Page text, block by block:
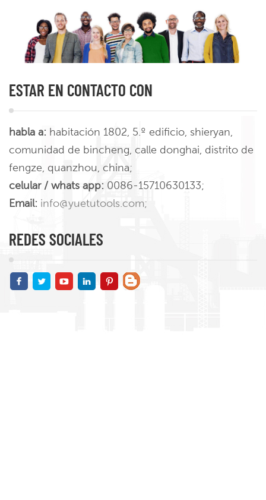
ESTAR EN CONTACTO CON
habla a: habitación 1802, 5.º edificio, shieryan,
comunidad de bincheng, calle donghai, distrito de
fengze, quanzhou, china;
celular / whats app: 0086-15710630133;
Email: info@yuetutools.com;
REDES SOCIALES